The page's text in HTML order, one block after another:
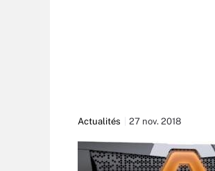
Actualités 27 nov. 2018